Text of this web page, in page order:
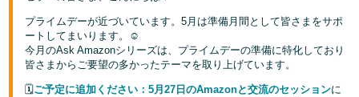
Deutsch
- DE
Español
- ES
プライムデーが近づいています。5月は準備月間として皆さまをサポ
ートしてまいります。☺️
今月のAsk Amazonシリーズは、プライムデーの準備に特化しており
皆さまからご要望の多かったテーマを取り上げています。
🗓️ご予定に追加ください：5月27日のAmazonと交流のセッションに